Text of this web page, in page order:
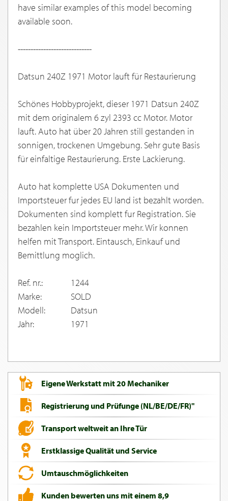
have similar examples of this model becoming
available soon.
-----------------------------
Datsun 240Z 1971 Motor lauft für Restaurierung
Schönes Hobbyprojekt, dieser 1971 Datsun 240Z
mit dem originalem 6 zyl 2393 cc Motor. Motor
lauft. Auto hat über 20 Jahren still gestanden in
sonnigen, trockenen Umgebung. Sehr gute Basis
für einfaltige Restaurierung. Erste Lackierung.
Auto hat komplette USA Dokumenten und
Importsteuer fur jedes EU land ist bezahlt worden.
Dokumenten sind komplett fur Registration. Sie
bezahlen kein Importsteuer mehr. Wir konnen
helfen mit Transport. Eintausch, Einkauf und
Bemittlung moglich.
Ref. nr.:
1244
Marke:
SOLD
Modell:
Datsun
Jahr:
1971
Eigene Werkstatt mit 20 Mechaniker
Registrierung und Prüfunge (NL/BE/DE/FR)"
Transport weltweit an Ihre Tür
Erstklassige Qualität und Service
Umtauschmöglichkeiten
Kunden bewerten uns mit einem 8,9